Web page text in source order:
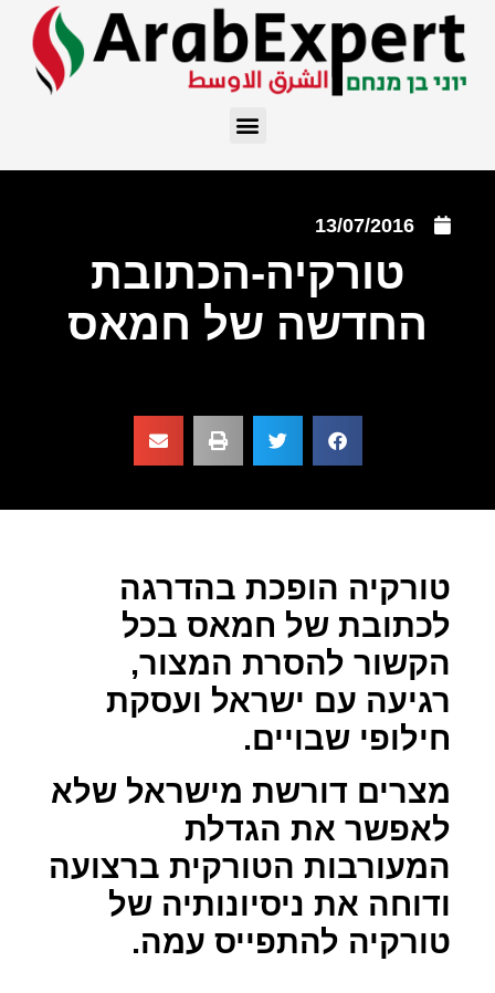
13/07/2016
טורקיה-הכתובת
החדשה של חמאס
טורקיה הופכת בהדרגה
לכתובת של חמאס בכל
הקשור להסרת המצור,
רגיעה עם ישראל ועסקת
חילופי שבויים.
מצרים דורשת מישראל שלא
לאפשר את הגדלת
המעורבות הטורקית ברצועה
ודוחה את ניסיונותיה של
טורקיה להתפייס עמה.